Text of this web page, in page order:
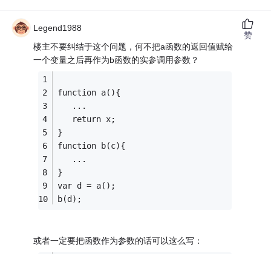
Legend1988
楼主不要纠结于这个问题，何不把a函数的返回值赋给
一个变量之后再作为b函数的实参调用参数？
function a(){
   ...
   return x;
}
function b(c){
   ...
}
var d = a();
b(d);
或者一定要把函数作为参数的话可以这么写：
赞